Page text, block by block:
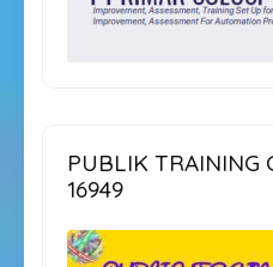
PUBLIK TRAINING
16949